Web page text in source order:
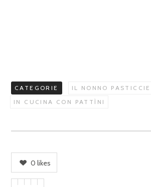
CATEGORIE
IL NONNO
IN CUCINA CON PATTÌNI
0 likes